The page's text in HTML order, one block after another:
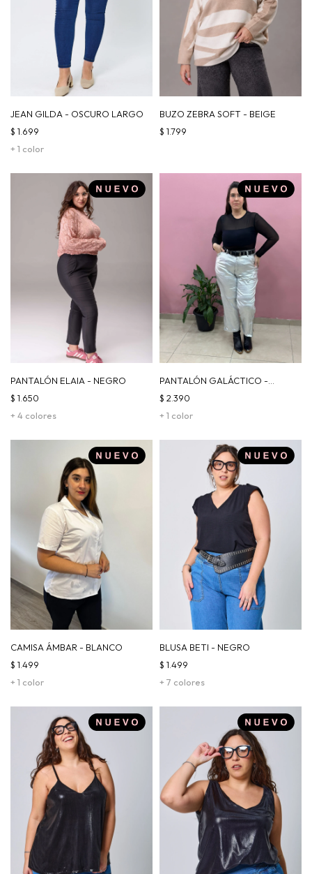
JEAN GILDA - OSCURO LARGO
+ 1 color
$ 1.699
BUZO ZEBRA SOFT - BEIGE
$ 1.799
PANTALÓN ELAIA - NEGRO
+ 4 colores
$ 1.650
PANTALÓN GALÁCTICO -
PLATEADO
+ 1 color
$ 2.390
CAMISA ÁMBAR - BLANCO
+ 1 color
$ 1.499
BLUSA BETI - NEGRO
+ 7 colores
$ 1.499